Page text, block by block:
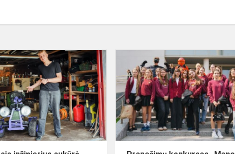
Jaunasis
inžinierius
sukūrė
išskirtinę
transporto
priemonę